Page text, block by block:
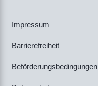
Impressum
Barrierefreiheit
Beförderungsbedingungen